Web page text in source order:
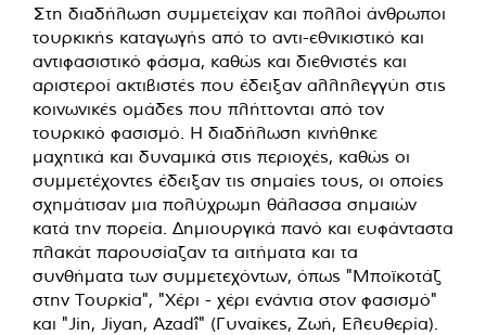
Στη διαδήλωση συμμετείχαν και πολλοί άνθρωποι
τουρκικής καταγωγής από το αντι-εθνικιστικό και
αντιφασιστικό φάσμα, καθώς και διεθνιστές και
αριστεροί ακτιβιστές που έδειξαν αλληλεγγύη στις
κοινωνικές ομάδες που πλήττονται από τον
τουρκικό φασισμό. Η διαδήλωση κινήθηκε
μαχητικά και δυναμικά στις περιοχές, καθώς οι
συμμετέχοντες έδειξαν τις σημαίες τους, οι οποίες
σχημάτισαν μια πολύχρωμη θάλασσα σημαιών
κατά την πορεία. Δημιουργικά πανό και ευφάνταστα
πλακάτ παρουσίαζαν τα αιτήματα και τα
συνθήματα των συμμετεχόντων, όπως "Μποϊκοτάζ
στην Τουρκία", "Χέρι - χέρι ενάντια στον φασισμό"
και "Jin, Jiyan, Azadî" (Γυναίκες, Ζωή, Ελευθερία).